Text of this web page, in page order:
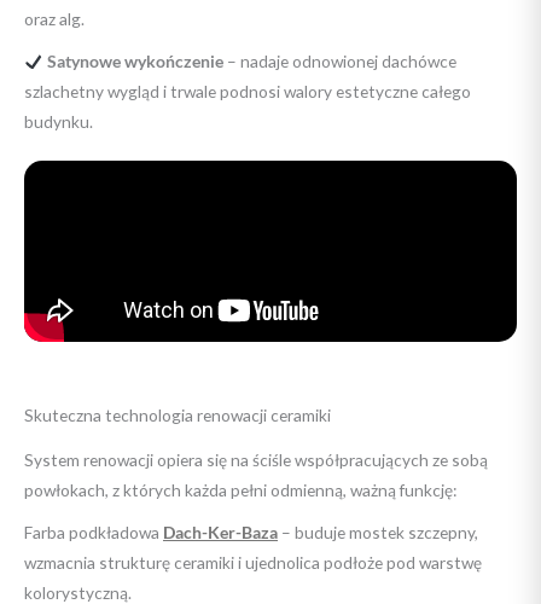
oraz alg.
Satynowe wykończenie– nadaje odnowionej dachówce
szlachetny wygląd i trwale podnosi walory estetyczne całego
budynku.
Skuteczna technologia renowacji ceramiki
System renowacji opiera się na ściśle współpracujących ze sobą
powłokach, z których każda pełni odmienną, ważną funkcję:
Farba podkładowa Dach-Ker-Baza – buduje mostek szczepny,
wzmacnia strukturę ceramiki i ujednolica podłoże pod warstwę
kolorystyczną.